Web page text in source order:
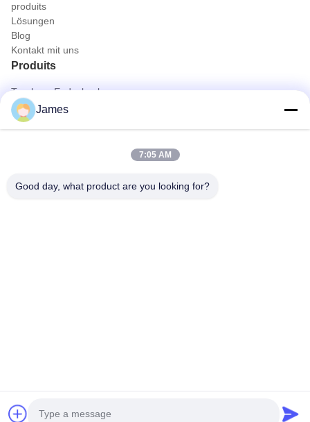
produits
Lösungen
Blog
Kontakt mit uns
Produits
Tragbare Endoskopkamera
Medizinische Endoscope-Kamera
Kamera-System des Endoscope-4K
All-in-One-Medizinische Endoskopie-Kamera
Flexibles Endoskopkamerasystem
Schnelle Kontaktaufnahme
2024-2026 Shenzhen Tuyou Medical Imaging Co., Ltd. Alle Rechte
James
7:05 AM
Good day, what product are you looking for?